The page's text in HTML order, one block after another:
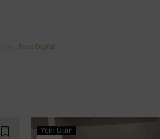
Foxs Digital
Yeni Ürün